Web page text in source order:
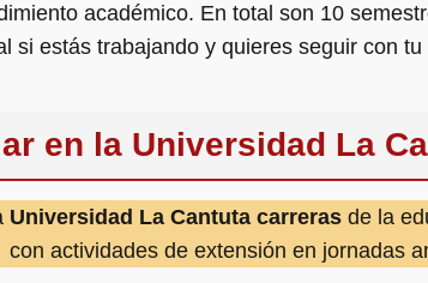
académico. En total son 10
si estás trabajando y quieres seguir con tu
en la Universidad La
Universidad La Cantuta carreras de la
actividades de extensión en jornadas